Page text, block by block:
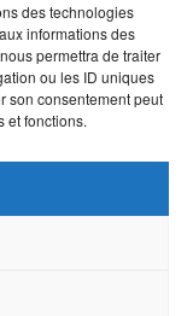
des technologies
informations des
permettra de traiter
ou les ID uniques
son consentement peut
et fonctions.
Sàrl